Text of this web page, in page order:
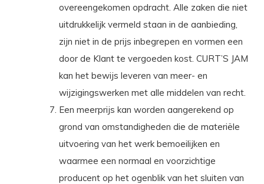
overeengekomen opdracht. Alle zaken die niet
uitdrukkelijk vermeld staan in de aanbieding,
zijn niet in de prijs inbegrepen en vormen een
door de Klant te vergoeden kost. CURT’S JAM
kan het bewijs leveren van meer- en
wijzigingswerken met alle middelen van recht.
Een meerprijs kan worden aangerekend op
grond van omstandigheden die de materiële
uitvoering van het werk bemoeilijken en
waarmee een normaal en voorzichtige
producent op het ogenblik van het sluiten van